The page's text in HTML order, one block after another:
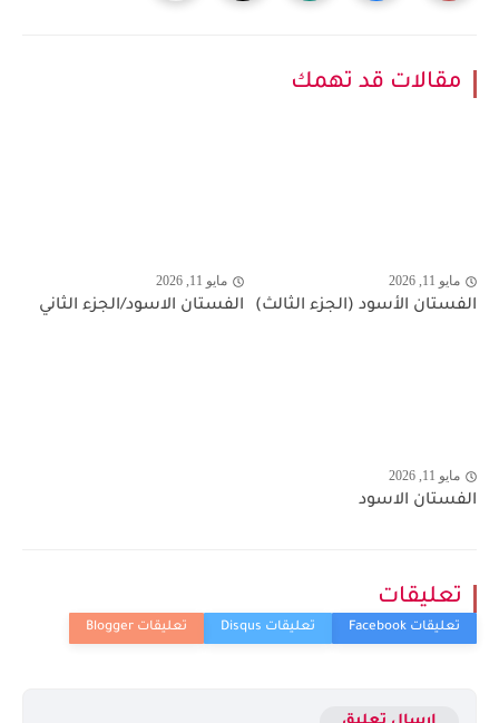
مقالات قد تهمك
مايو 11, 2026
الفستان الأسود (الجزء الثالث)
مايو 11, 2026
الفستان الاسود/الجزء الثاني
مايو 11, 2026
الفستان الاسود
تعليقات